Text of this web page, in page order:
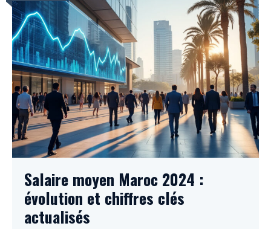
Salaire moyen Maroc 2024 :
évolution et chiffres clés
actualisés